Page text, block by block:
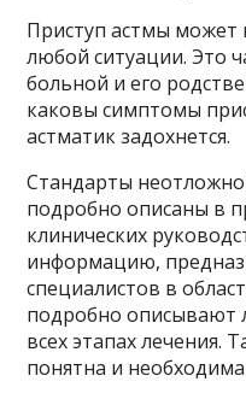
Приступ астмы может
любой ситуации. Это
больной и его
каковы симптомы
астматик задохнется.
Стандарты
подробно описаны в
клинических
информацию,
специалистов в
подробно описывают
всех этапах лечения.
понятна и